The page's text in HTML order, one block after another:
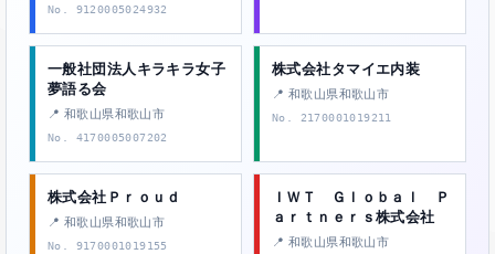
No. 9120005024932
一般社団法人キラキラ女子
夢語る会
📍 和歌山県和歌山市
No. 4170005007202
株式会社タマイエ内装
📍 和歌山県和歌山市
No. 2170001019211
株式会社Ｐｒｏｕｄ
📍 和歌山県和歌山市
No. 9170001019155
ＩＷＴ Ｇｌｏｂａｌ Ｐ
ａｒｔｎｅｒｓ株式会社
📍 和歌山県和歌山市